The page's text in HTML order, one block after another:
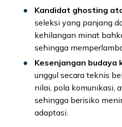
Kandidat ghosting
seleksi yang panjang
kehilangan minat
sehingga
Kesenjangan budaya
unggul secara teknis
nilai, pola komunikasi,
sehingga berisiko
adaptasi.